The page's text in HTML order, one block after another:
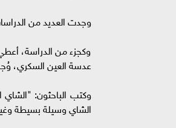
وجدت العديد من
وكجزء من الدراسة،
عدسة العين السكري،
وكتب الباحثون:
الشاي وسيلة بسيطة